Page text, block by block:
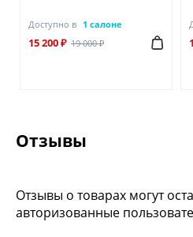
Доступно в 1 салоне
15 200 ₽ 19 000 ₽
Отзывы
Отзывы о товарах могут
авторизованные